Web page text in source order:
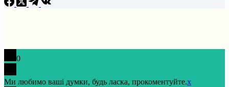
0
Ми любимо ваші думки, будь ласка, прокоментуйте.x